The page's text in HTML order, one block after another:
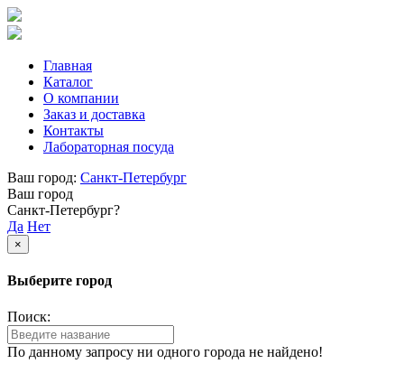
Главная
Каталог
О компании
Заказ и доставка
Контакты
Лабораторная посуда
Ваш город: Санкт-Петербург
Ваш город
Санкт-Петербург?
Да Нет
×
Выберите город
Поиск:
По данному запросу ни одного города не найдено!